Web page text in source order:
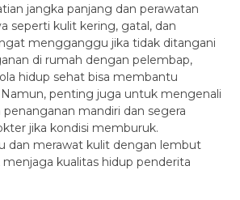
jangka panjang dan perawatan
seperti kulit kering, gatal, dan
mengganggu jika tidak ditangani
di rumah dengan pelembap,
hidup sehat bisa membantu
penting juga untuk mengenali
mandiri dan segera
jika kondisi memburuk.
dan merawat kulit dengan lembut
kualitas hidup penderita